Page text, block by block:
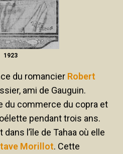
1923
du romancier Robert
ami de Gauguin.
du commerce du copra et
pendant trois ans.
l’île de Tahaa où elle
Morillot. Cette